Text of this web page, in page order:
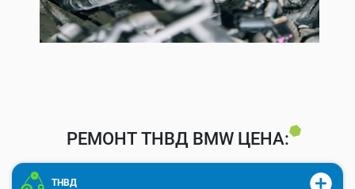
РЕМОНТ ТНВД BMW ЦЕНА:
ТНВД